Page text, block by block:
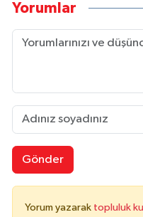
Yorumlar
Gönder
Yorum yazarak topluluk